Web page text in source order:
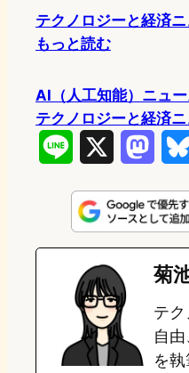
テクノロジーと経済
もっと読む
AI（人工知能）ニュ
テクノロジーと経済
n
e
s
t
o
d
o
菊
テク
自
を